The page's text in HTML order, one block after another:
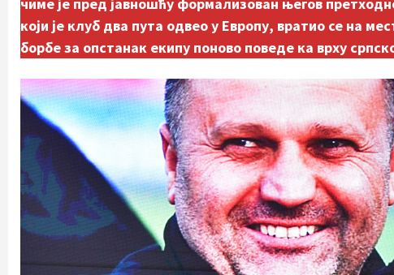
који је клуб два пута одвео у Европу, вратио се на
борбе за опстанак екипу поново поведе ка врху